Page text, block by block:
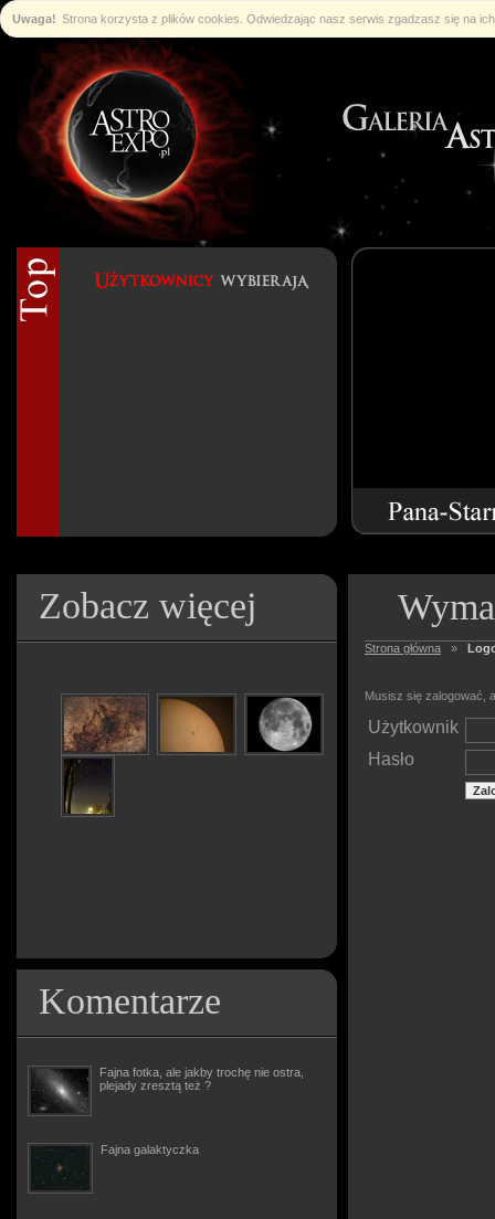
Uwaga! Strona korzysta z plików cookies. Odwiedzając nasz serwis zgadzasz się na
Zobacz więcej
Komentarze
Fajna fotka, ale jakby trochę nie ostra,
plejady zresztą też ?
Fajna galaktyczka
Strona główna »
Musisz się zalogować,
Użytkownik
Hasło